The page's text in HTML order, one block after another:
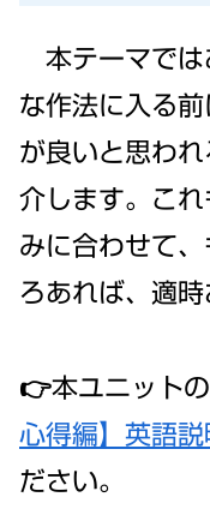
本テーマでは
な作法に入る
が良いと思わ
介します。こ
みに合わせて
ろあれば、適
👉本ユニット
心得編】英語
ださい。